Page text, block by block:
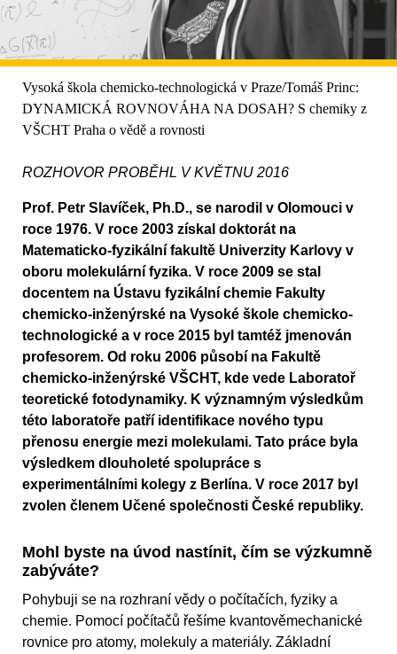
Vysoká škola chemicko-technologická v Praze/Tomáš Princ:
DYNAMICKÁ ROVNOVÁHA NA DOSAH? S chemiky z
VŠCHT Praha o vědě a rovnosti
ROZHOVOR PROBĚHL V KVĚTNU 2016
Prof. Petr Slavíček, Ph.D., se narodil v Olomouci v
roce 1976. V roce 2003 získal doktorát na
Matematicko-fyzikální fakultě Univerzity Karlovy v
oboru molekulární fyzika. V roce 2009 se stal
docentem na Ústavu fyzikální chemie Fakulty
chemicko-inženýrské na Vysoké škole chemicko-
technologické a v roce 2015 byl tamtéž jmenován
profesorem. Od roku 2006 působí na Fakultě
chemicko-inženýrské VŠCHT, kde vede Laboratoř
teoretické fotodynamiky. K významným výsledkům
této laboratoře patří identifikace nového typu
přenosu energie mezi molekulami. Tato práce byla
výsledkem dlouholeté spolupráce s
experimentálními kolegy z Berlína. V roce 2017 byl
zvolen členem Učené společnosti České republiky.
Mohl byste na úvod nastínit, čím se výzkumně
zabýváte?
Pohybuji se na rozhraní vědy o počítačích, fyziky a
chemie. Pomocí počítačů řešíme kvantověmechanické
rovnice pro atomy, molekuly a materiály. Základní